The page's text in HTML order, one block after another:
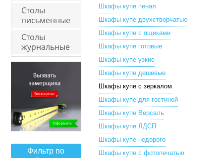
Столы
письменные
Столы
журнальные
Фильтр по
Шкафы купе пенал
Шкафы купе двухстворчатые
Шкафы купе с ящиками
Шкафы купе готовые
Шкафы купе узкие
Шкафы купе дешевые
Шкафы купе с зеркалом
Шкафы купе для гостиной
Шкафы купе Версаль
Шкафы купе ЛДСП
Шкафы купе недорого
Шкафы купе с фотопечатью